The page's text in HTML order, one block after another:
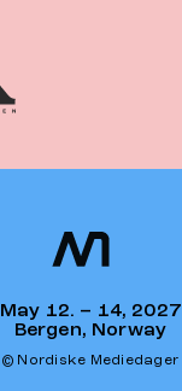
May 12. – 14, 2027
Bergen, Norway
© Nordiske Mediedager